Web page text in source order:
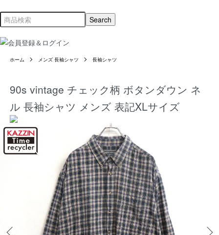
ホーム メンズ 長袖シャツ 長袖シャツ
90s vintage チェック柄 ボタンダウン ネ
ル 長袖シャツ メンズ 表記XLサイズ